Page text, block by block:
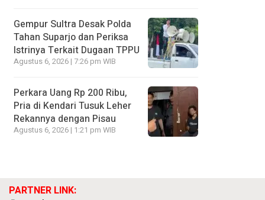
Gempur Sultra Desak Polda
Tahan Suparjo dan Periksa
Istrinya Terkait Dugaan TPPU
Agustus 6, 2026 | 7:26 pm WIB
Perkara Uang Rp 200 Ribu,
Pria di Kendari Tusuk Leher
Rekannya dengan Pisau
Agustus 6, 2026 | 1:21 pm WIB
PARTNER LINK: